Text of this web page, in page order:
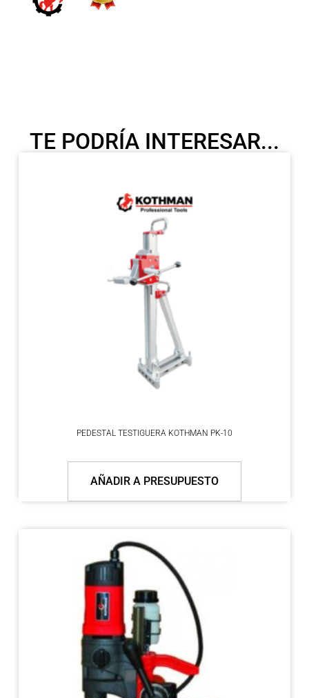
TE PODRÍA INTERESAR...
PEDESTAL TESTIGUERA KOTHMAN PK-10
AÑADIR A PRESUPUESTO